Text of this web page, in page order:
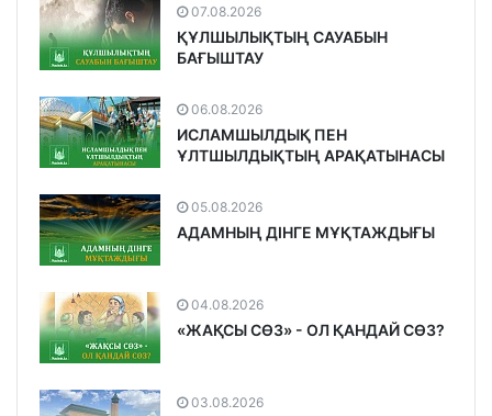
07.08.2026
ҚҰЛШЫЛЫҚТЫҢ САУАБЫН
БАҒЫШТАУ
06.08.2026
ИСЛАМШЫЛДЫҚ ПЕН
ҰЛТШЫЛДЫҚТЫҢ АРАҚАТЫНАСЫ
05.08.2026
АДАМНЫҢ ДІНГЕ МҰҚТАЖДЫҒЫ
04.08.2026
«ЖАҚСЫ СӨЗ» - ОЛ ҚАНДАЙ СӨЗ?
03.08.2026